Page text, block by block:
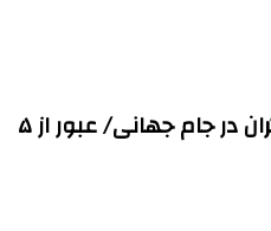
رکورد تاریخی حضور تماشاگران در جام جهانی/ عبور از ۵